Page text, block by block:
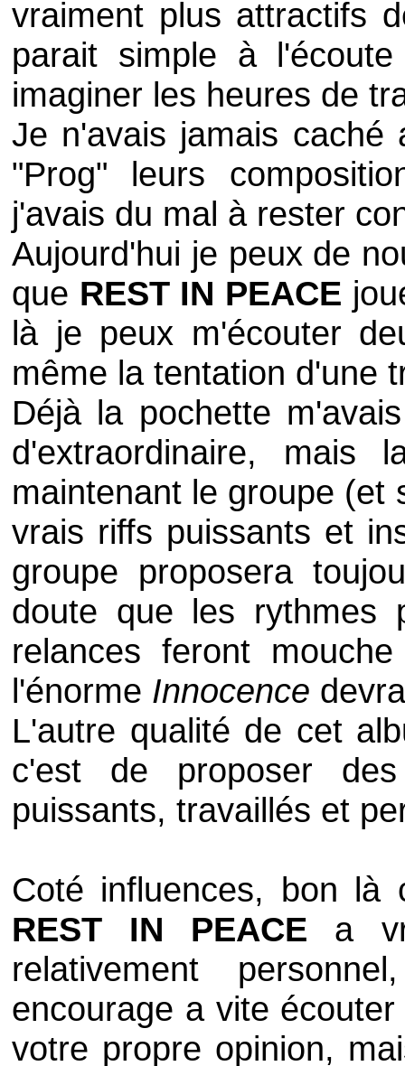
vraiment plus attractifs
parait simple à
imaginer les heures de
Je n'avais jamais caché
"Prog" leurs
j'avais du mal à rester
Aujourd'hui je peux de
que REST IN PEACE
là je peux m'écouter
même la tentation d'une
Déjà la pochette
d'extraordinaire, mais
maintenant le groupe (et
vrais riffs puissants et
groupe proposera
doute que les rythmes
relances feront
l'énorme Innocence
L'autre qualité de cet
c'est de proposer
puissants, travaillés et
Coté influences, bon
REST IN PEACE a
relativement
encourage a vite
votre propre opinion,